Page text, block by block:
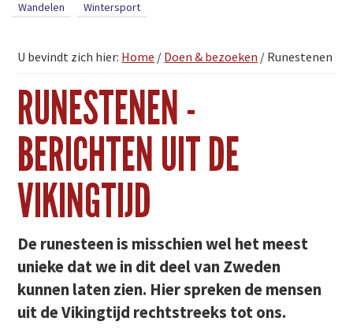
Wandelen
Wintersport
U bevindt zich hier: Home / Doen & bezoeken / Runestenen
RUNESTENEN -
BERICHTEN UIT DE
VIKINGTIJD
De runesteen is misschien wel het meest
unieke dat we in dit deel van Zweden
kunnen laten zien. Hier spreken de mensen
uit de Vikingtijd rechtstreeks tot ons.